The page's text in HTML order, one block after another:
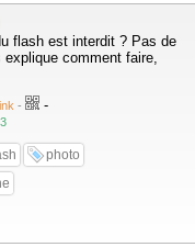
flash est interdit ? Pas de
comment faire,
- -
photo